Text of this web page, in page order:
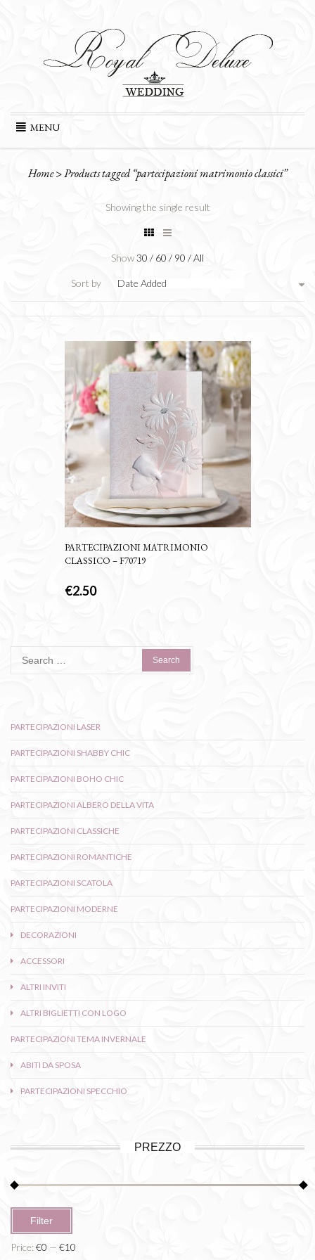
Skip
content
MENU
Home>Products tagged “partecipazioni matrimonio classici”
Showing the single result
Show30 / 60 / 90 /All
Sort by Date Added
PARTECIPAZIONI MATRIMONIO
CLASSICO – F70719
€2.50
for:
PARTECIPAZIONI LASER
PARTECIPAZIONI SHABBY CHIC
PARTECIPAZIONI BOHO CHIC
PARTECIPAZIONI ALBERO DELLA VITA
PARTECIPAZIONI CLASSICHE
PARTECIPAZIONI ROMANTICHE
PARTECIPAZIONI SCATOLA
PARTECIPAZIONI MODERNE
DECORAZIONI
ACCESSORI
ALTRI INVITI
ALTRI BIGLIETTI CON LOGO
PARTECIPAZIONI TEMA INVERNALE
ABITI DA SPOSA
PARTECIPAZIONI SPECCHIO
PREZZO
price
price
Filter
Price:€0 — €10